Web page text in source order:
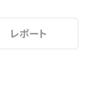
レポート